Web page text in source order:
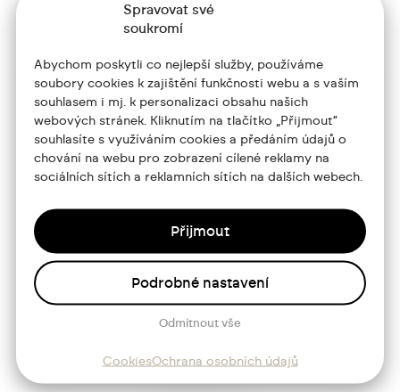
Spravovat své
soukromí
Abychom poskytli co nejlepší služby, používáme
soubory cookies k zajištění funkčnosti webu a s vaším
souhlasem i mj. k personalizaci obsahu našich
webových stránek. Kliknutím na tlačítko „Přijmout“
souhlasíte s využíváním cookies a předáním údajů o
chování na webu pro zobrazení cílené reklamy na
sociálních sítích a reklamních sítích na dalších webech.
Přijmout
Odmítnout vše
Podrobné nastavení
CookiesOchrana osobních údajů
O mně
Služby
Blog
Kontakt
+420 773 986 416
jtdesign@joseftrakal.cz